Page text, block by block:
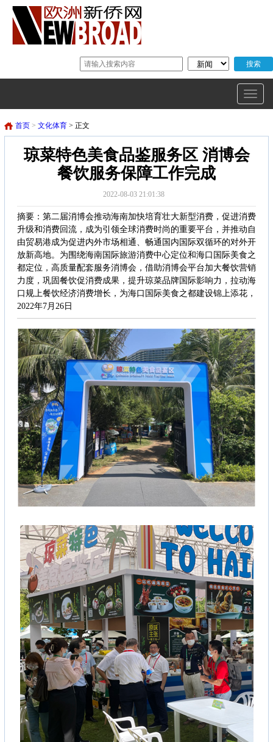
首页 > 文化体育 > 正文
琼菜特色美食品鉴服务区 消博会
餐饮服务保障工作完成
2022-08-03 21:01:38
摘要：第二届消博会推动海南加快培育壮大新型消费，促进消费
升级和消费回流，成为引领全球消费时尚的重要平台，并推动自
由贸易港成为促进内外市场相通、畅通国内国际双循环的对外开
放新高地。为围绕海南国际旅游消费中心定位和海口国际美食之
都定位，高质量配套服务消博会，借助消博会平台加大餐饮营销
力度，巩固餐饮促消费成果，提升琼菜品牌国际影响力，拉动海
口规上餐饮经济消费增长，为海口国际美食之都建设锦上添花，
2022年7月26日